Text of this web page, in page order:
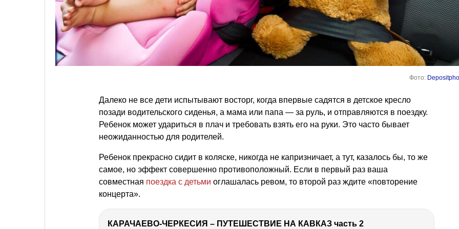
Фото:
Далеко не все дети испытывают восторг, когда впервые садятся в детское кресло
позади водительского сиденья, а мама или папа — за руль, и отправляются в поездку.
Ребенок может удариться в плач и требовать взять его на руки. Это часто бывает
неожиданностью для родителей.
Ребенок прекрасно сидит в коляске, никогда не капризничает, а тут, казалось бы, то же
самое, но эффект совершенно противоположный. Если в первый раз ваша
совместная поездка с детьми оглашалась ревом, то второй раз ждите «повторение
концерта».
КАРАЧАЕВО-ЧЕРКЕСИЯ – ПУТЕШЕСТВИЕ НА КАВКАЗ часть 2